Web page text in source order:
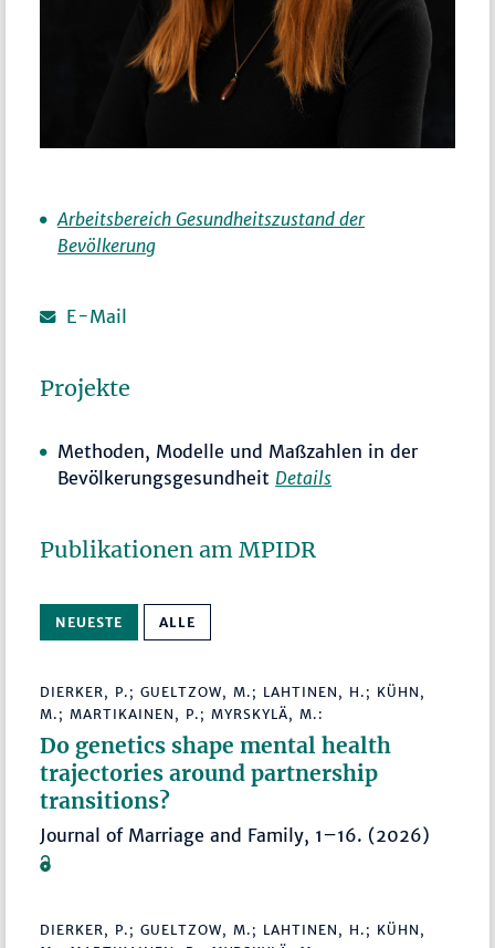
Arbeitsbereich Gesundheitszustand der
Bevölkerung
E-Mail
Projekte
Methoden, Modelle und Maßzahlen in der
Bevölkerungsgesundheit Details
Publikationen am MPIDR
NEUESTE ALLE
DIERKER, P.; GUELTZOW, M.; LAHTINEN, H.; KÜHN,
M.; MARTIKAINEN, P.; MYRSKYLÄ, M.:
Do genetics shape mental health
trajectories around partnership
transitions?
Journal of Marriage and Family, 1–16. (2026)
DIERKER, P.; GUELTZOW, M.; LAHTINEN, H.; KÜHN,